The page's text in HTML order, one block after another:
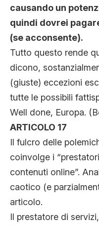
causando un
quindi dovrei
(se acconsente).
Tutto questo rende
dicono,
(giuste) eccezioni
tutte le possibili
Well done, Europa.
ARTICOLO 17
Il fulcro delle
coinvolge i
contenuti online”.
caotico (e
articolo.
Il prestatore di